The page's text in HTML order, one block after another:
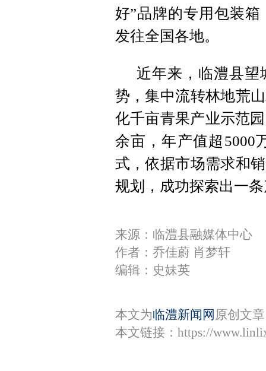
好”品牌的专用包装
发往全国各地。
近年来，临澧县望
势，集中流转林地荒
化千亩青果产业示范
余亩，年产值超5000
式，依据市场需求和
规划，成功探索出一
来源：临澧县融媒体中心
作者：乔佳蔚 肖梦轩
编辑：史妹英
本文为临澧新闻网 原创文
本文链接： https://